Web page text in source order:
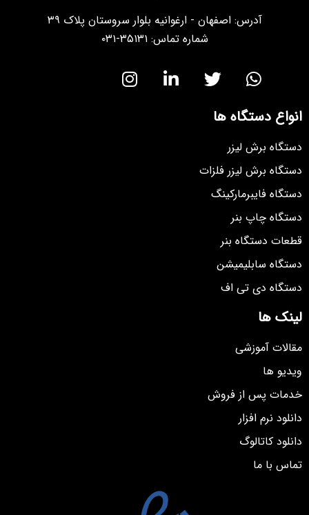
آدرس: اصفهان - ارغوانیه بلوار سروستان پلاک ۳۹
شماره تماس: ۳۵۱۳۱-۰۳۱
انواع دستگاه ها
دستگاه برش لیزر
دستگاه برش لیزر فلزات
دستگاه فایبرمارکینگ
دستگاه چاپ بنر
قطعات دستگاه بنر
دستگاه سابلیمیشن
دستگاه دی تی اف
لینک ها
مقالات آموزشی
ویدیو ها
خدمات پس از فروش
دانلود نرم افزار
دانلود کاتالوگ
تماس با ما